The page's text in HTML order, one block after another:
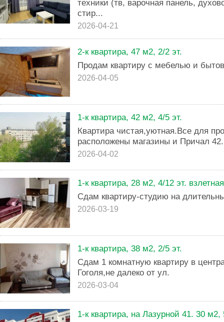
техники (тв, варочная панель,
стир...
2026-04-21
2-к квартира, 47 м2, 2/2 эт.
Продам квартиру с мебелью и
2026-04-05
1-к квартира, 42 м2, 4/5 эт.
Квартира чистая,уютная.Все для
расположены магазины и Причал 42.
2026-04-02
1-к квартира, 28 м2, 4/12 эт.
Сдам квартиру-студию на
2026-03-19
1-к квартира, 38 м2, 2/5 эт.
Сдам 1 комнатную квартиру в
Гоголя,не далеко от ул.
2026-03-04
1-к квартира, на Лазурной 41. 30 м2,